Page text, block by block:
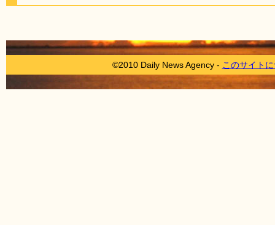
©2010 Daily News Agency - このサイト